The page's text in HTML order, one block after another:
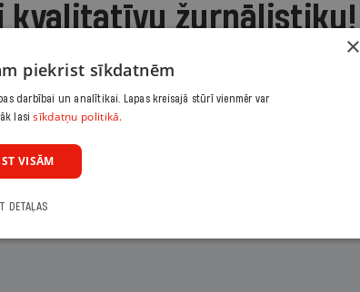
kvalitatīvu žurnālistiku!
€/mēnesī
Abonēt
iespējas meklē šeit
×
piekrist sīkdatnēm
darbībai un analītikai. Lapas kreisajā stūrī vienmēr var
lasisīkdatņu politikā.
VISĀM
DETAĻAS